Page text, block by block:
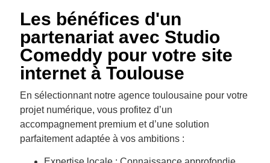
Les bénéfices d'un
partenariat avec Studio
Comeddy pour votre site
internet à Toulouse
En sélectionnant notre agence toulousaine pour votre
projet numérique, vous profitez d’un
accompagnement premium et d’une solution
parfaitement adaptée à vos ambitions :